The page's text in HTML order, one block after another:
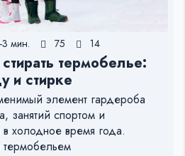
мин. 75 14
термобелье:
и стирке
элемент гардероба
занятий спортом и
холодное время года.